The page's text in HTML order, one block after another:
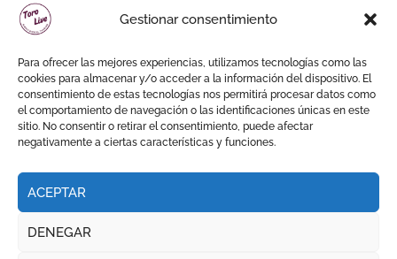
Gestionar consentimiento
Para ofrecer las mejores experiencias, utilizamos tecnologías como las
cookies para almacenar y/o acceder a la información del dispositivo. El
consentimiento de estas tecnologías nos permitirá procesar datos como
el comportamiento de navegación o las identificaciones únicas en este
sitio. No consentir o retirar el consentimiento, puede afectar
negativamente a ciertas características y funciones.
ACEPTAR
DENEGAR
Copyright © Todos los derechos reservados